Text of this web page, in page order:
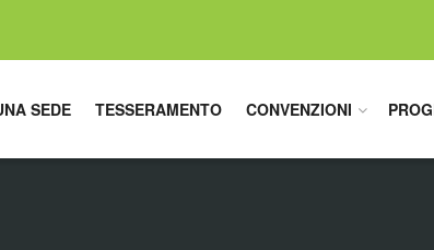
SEDE TESSERAMENTO CONVENZIONI